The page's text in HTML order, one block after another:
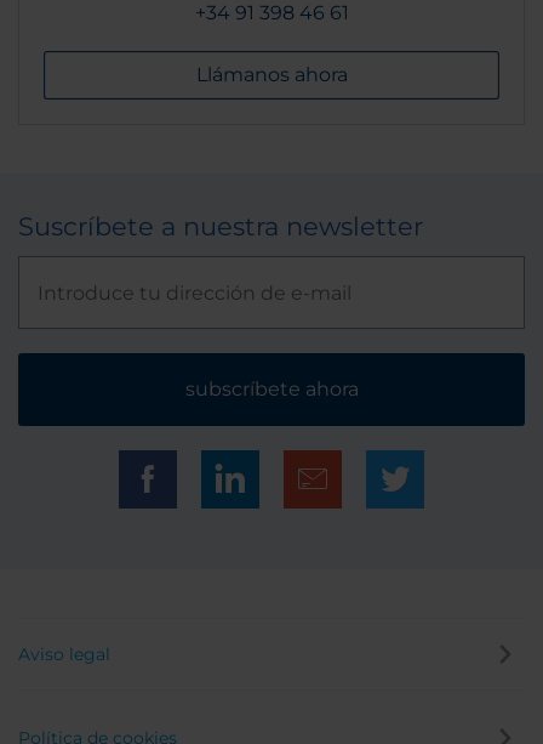
+34 91 398 46 61
Llámanos ahora
Suscríbete a nuestra newsletter
subscríbete ahora
Aviso legal
Política de cookies